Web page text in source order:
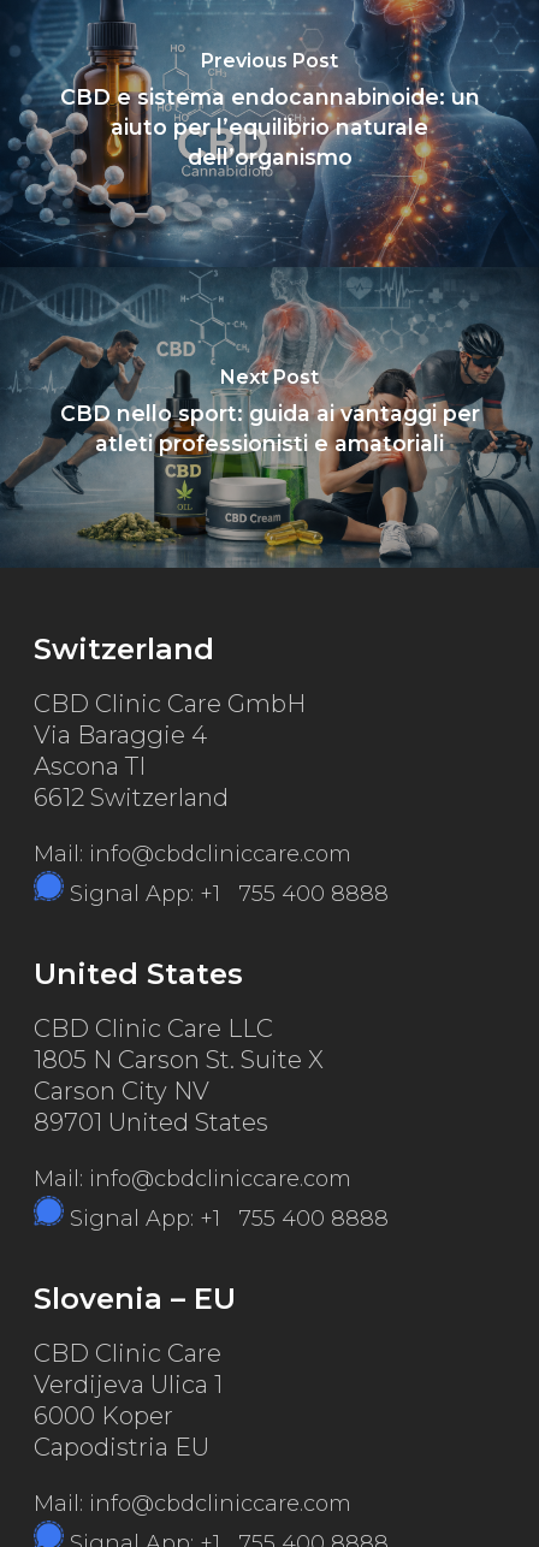
Previous Post
CBD e sistema endocannabinoide: un
aiuto per l’equilibrio naturale
dell’organismo
Next Post
CBD nello sport: guida ai vantaggi per
atleti professionisti e amatoriali
Switzerland
CBD Clinic Care GmbH
Via Baraggie 4
Ascona TI
6612 Switzerland
Mail: info@cbdcliniccare.com
Signal App: +1 755 400 8888
United States
CBD Clinic Care LLC
1805 N Carson St. Suite X
Carson City NV
89701 United States
Mail: info@cbdcliniccare.com
Signal App: +1 755 400 8888
Slovenia – EU
CBD Clinic Care
Verdijeva Ulica 1
6000 Koper
Capodistria EU
Mail: info@cbdcliniccare.com